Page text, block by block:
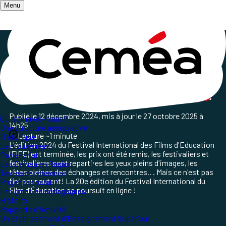
Menu
Qui sommes-nous ?
Une structure associative
Historique
Le mouvement
Partenariat
Les Ceméa en Région
Textes de référence
Projet associatif
Les grand.es pédagogues
Histoire
Rapports d'Activité
Un Etablissement d'Enseignement Supérieur
Accueil/ Les champs d'action /
Médias et Numérique libre
L'après FIFE avec films en ligne
!
Publié le12 décembre 2024, mis à jour le27 octobre 2025 à
14h25
Lecture ~1 minute
L'édition 2024 du Festival International des Films d'Education
(FIFE) est terminée, les prix ont été remis, les festivaliers et
festivalières sont reparti⋅es les yeux pleins d'images, les
têtes pleines des échanges et rencontres.. . Mais ce n'est pas
fini pour autant! La 20e édition du Festival International du
Film d’Éducation se poursuit en ligne !